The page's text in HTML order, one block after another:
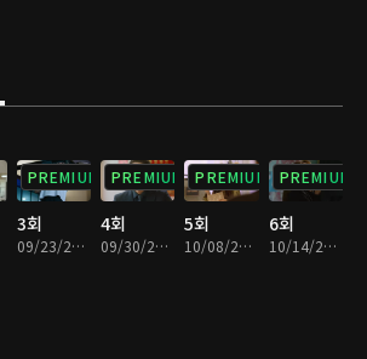
PREMIUM
3회
09/23/2023 • 1시간 5분
PREMIUM
4회
09/30/2023 • 1시간 5분
PREMIUM
5회
10/08/2023 • 1시간 4분
PREMIUM
6회
10/14/2023 • 1시간 6분